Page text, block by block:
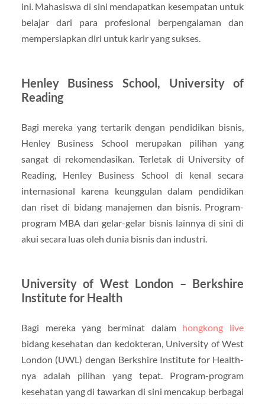
ini. Mahasiswa di sini mendapatkan kesempatan untuk
belajar dari para profesional berpengalaman dan
mempersiapkan diri untuk karir yang sukses.
Henley Business School, University of
Reading
Bagi mereka yang tertarik dengan pendidikan bisnis,
Henley Business School merupakan pilihan yang
sangat di rekomendasikan. Terletak di University of
Reading, Henley Business School di kenal secara
internasional karena keunggulan dalam pendidikan
dan riset di bidang manajemen dan bisnis. Program-
program MBA dan gelar-gelar bisnis lainnya di sini di
akui secara luas oleh dunia bisnis dan industri.
University of West London – Berkshire
Institute for Health
Bagi mereka yang berminat dalam hongkong live
bidang kesehatan dan kedokteran, University of West
London (UWL) dengan Berkshire Institute for Health-
nya adalah pilihan yang tepat. Program-program
kesehatan yang di tawarkan di sini mencakup berbagai